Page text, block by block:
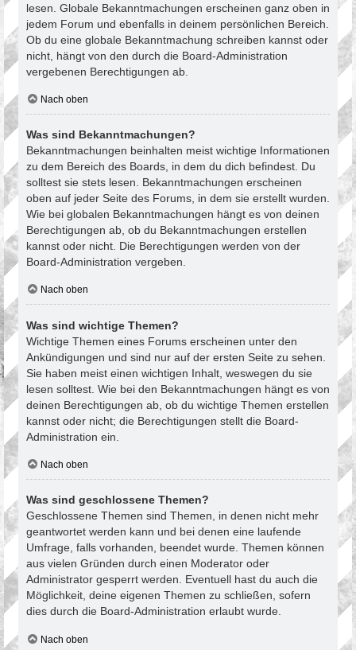
lesen. Globale Bekanntmachungen erscheinen ganz oben in
jedem Forum und ebenfalls in deinem persönlichen Bereich.
Ob du eine globale Bekanntmachung schreiben kannst oder
nicht, hängt von den durch die Board-Administration
vergebenen Berechtigungen ab.
Nach oben
Was sind Bekanntmachungen?
Bekanntmachungen beinhalten meist wichtige Informationen
zu dem Bereich des Boards, in dem du dich befindest. Du
solltest sie stets lesen. Bekanntmachungen erscheinen
oben auf jeder Seite des Forums, in dem sie erstellt wurden.
Wie bei globalen Bekanntmachungen hängt es von deinen
Berechtigungen ab, ob du Bekanntmachungen erstellen
kannst oder nicht. Die Berechtigungen werden von der
Board-Administration vergeben.
Nach oben
Was sind wichtige Themen?
Wichtige Themen eines Forums erscheinen unter den
Ankündigungen und sind nur auf der ersten Seite zu sehen.
Sie haben meist einen wichtigen Inhalt, weswegen du sie
lesen solltest. Wie bei den Bekanntmachungen hängt es von
deinen Berechtigungen ab, ob du wichtige Themen erstellen
kannst oder nicht; die Berechtigungen stellt die Board-
Administration ein.
Nach oben
Was sind geschlossene Themen?
Geschlossene Themen sind Themen, in denen nicht mehr
geantwortet werden kann und bei denen eine laufende
Umfrage, falls vorhanden, beendet wurde. Themen können
aus vielen Gründen durch einen Moderator oder
Administrator gesperrt werden. Eventuell hast du auch die
Möglichkeit, deine eigenen Themen zu schließen, sofern
dies durch die Board-Administration erlaubt wurde.
Nach oben